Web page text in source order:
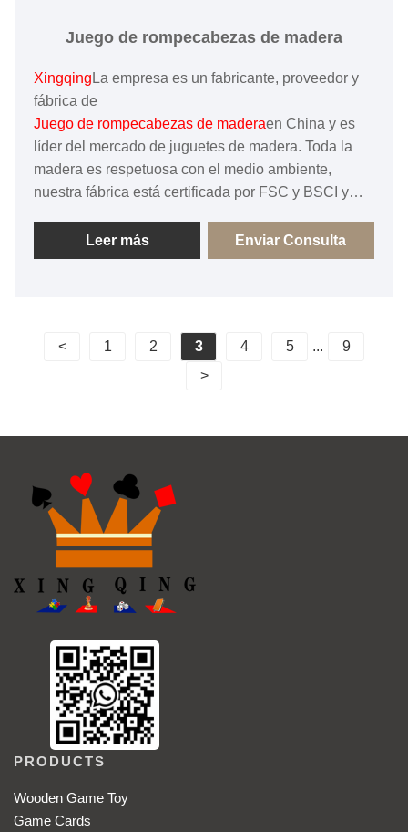
Juego de rompecabezas de madera
XingqingLa empresa es un fabricante, proveedor y
fábrica de
Juego de rompecabezas de maderaen China y es
líder del mercado de juguetes de madera. Toda la
madera es respetuosa con el medio ambiente,
nuestra fábrica está certificada por FSC y BSCI y
marcas en China.
Leer más Enviar Consulta
< 1 2 3 4 5 ...
9
>
PRODUCTS
Wooden Game Toy
Game Cards